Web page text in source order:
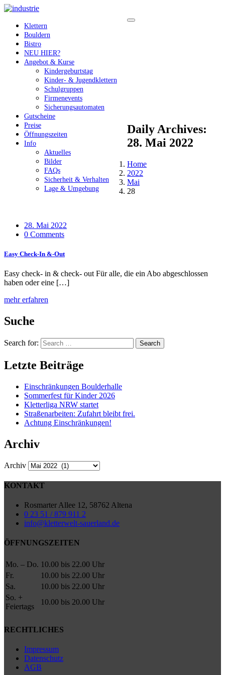
Klettern
Bouldern
Bistro
NEU HIER?
Angebot & Kurse
Kindergeburtstag
Kinder- & Jugendklettern
Schulgruppen
Firmenevents
Sicherungsautomaten
Gutscheine
Preise
Öffnungszeiten
Info
Aktuelles
Bilder
FAQs
Sicherheit & Verhalten
Lage & Umgebung
Daily Archives:
28. Mai 2022
Home
2022
Mai
28
28. Mai 2022
0 Comments
Easy Check-In &-Out
Easy check- in & check- out Für alle, die ein Abo abgeschlossen
haben oder eine […]
mehr erfahren
Suche
Search for: Search
Letzte Beiträge
Einschränkungen Boulderhalle
Sommerfest für Kinder 2026
Kletterliga NRW startet
Straßenarbeiten: Zufahrt bleibt frei.
Achtung Einschränkungen!
Archiv
Archiv
KONTAKT
Rosmarter Allee 12, 58762 Altena
0 23 51 / 879 911 2
info@kletterwelt-sauerland.de
ÖFFNUNGSZEITEN
Mo. – Do. 10.00 bis 22.00 Uhr
Fr.
10.00 bis 22.00 Uhr
Sa.
10.00 bis 22.00 Uhr
So. +
Feiertags
10.00 bis 20.00 Uhr
RECHTLICHES
Impressum
Datenschutz
AGB